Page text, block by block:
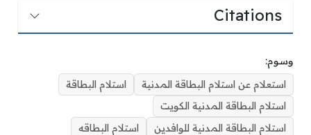
Citations
وسوم:
استعلام عن استلام البطاقة المدنية
استلام البطاقة
استلام البطاقة المدنية الكويت
استلام البطاقة المدنية للوافدين
استلام البطاقه